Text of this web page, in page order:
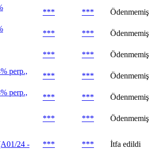
*** ***
Ödenmemiş
*** ***
Ödenmemiş
*** ***
Ödenmemiş
perp.,
*** ***
Ödenmemiş
perp.,
*** ***
Ödenmemiş
*** ***
Ödenmemiş
24 -
*** *** İtfa edildi